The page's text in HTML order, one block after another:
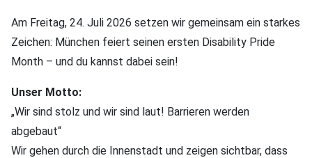
Am Freitag, 24. Juli 2026 setzen wir gemeinsam ein starkes
Zeichen: München feiert seinen ersten Disability Pride
Month – und du kannst dabei sein!
Unser Motto:
„Wir sind stolz und wir sind laut! Barrieren werden
abgebaut“
Wir gehen durch die Innenstadt und zeigen sichtbar, dass